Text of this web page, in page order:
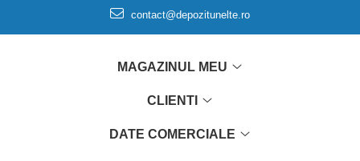
contact@depozitunelte.ro
MAGAZINUL MEU
CLIENTI
DATE COMERCIALE